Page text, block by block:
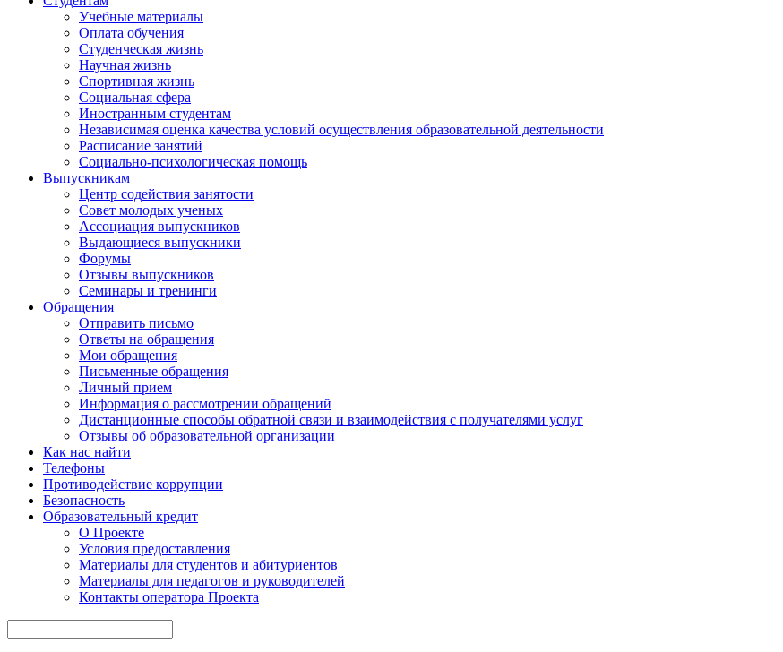
Учебные материалы
Оплата обучения
Студенческая жизнь
Научная жизнь
Спортивная жизнь
Социальная сфера
Иностранным студентам
Независимая оценка качества условий осуществления образовательной деятельности
Расписание занятий
Социально-психологическая помощь
Выпускникам
Центр содействия занятости
Совет молодых ученых
Ассоциация выпускников
Выдающиеся выпускники
Форумы
Отзывы выпускников
Семинары и тренинги
Обращения
Отправить письмо
Ответы на обращения
Мои обращения
Письменные обращения
Личный прием
Информация о рассмотрении обращений
Дистанционные способы обратной связи и взаимодействия с получателями услуг
Отзывы об образовательной организации
Как нас найти
Телефоны
Противодействие коррупции
Безопасность
Образовательный кредит
О Проекте
Условия предоставления
Материалы для студентов и абитуриентов
Материалы для педагогов и руководителей
Контакты опе ратора Проекта